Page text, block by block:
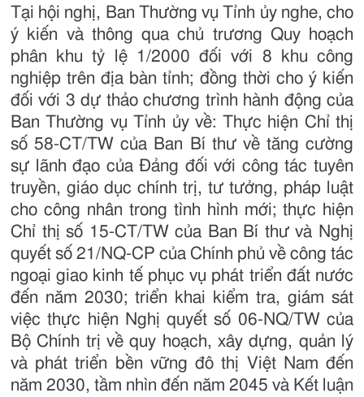
Tại hội nghị, Ban Thường vụ Tỉnh ủy nghe, cho
ý kiến và thông qua chủ trương Quy hoạch
phân khu tỷ lệ 1/2000 đối với 8 khu công
nghiệp trên địa bàn tỉnh; đồng thời cho ý kiến
đối với 3 dự thảo chương trình hành động của
Ban Thường vụ Tỉnh ủy về: Thực hiện Chỉ thị
số 58-CT/TW của Ban Bí thư về tăng cường
sự lãnh đạo của Đảng đối với công tác tuyên
truyền, giáo dục chính trị, tư tưởng, pháp luật
cho công nhân trong tình hình mới; thực hiện
Chỉ thị số 15-CT/TW của Ban Bí thư và Nghị
quyết số 21/NQ-CP của Chính phủ về công tác
ngoại giao kinh tế phục vụ phát triển đất nước
đến năm 2030; triển khai kiểm tra, giám sát
việc thực hiện Nghị quyết số 06-NQ/TW của
Bộ Chính trị về quy hoạch, xây dựng, quản lý
và phát triển bền vững đô thị Việt Nam đến
năm 2030, tầm nhìn đến năm 2045 và Kết luận